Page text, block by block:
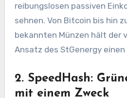
reibungslosen passiven
sehnen. Von Bitcoin bis hin
bekannten Münzen hält der
Ansatz des StGenergy
2. SpeedHash:
mit einem Zweck